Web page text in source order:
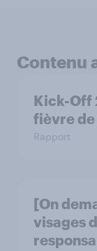
Contenu
Kick-Off
fièvre de
Rapport
[On
visages